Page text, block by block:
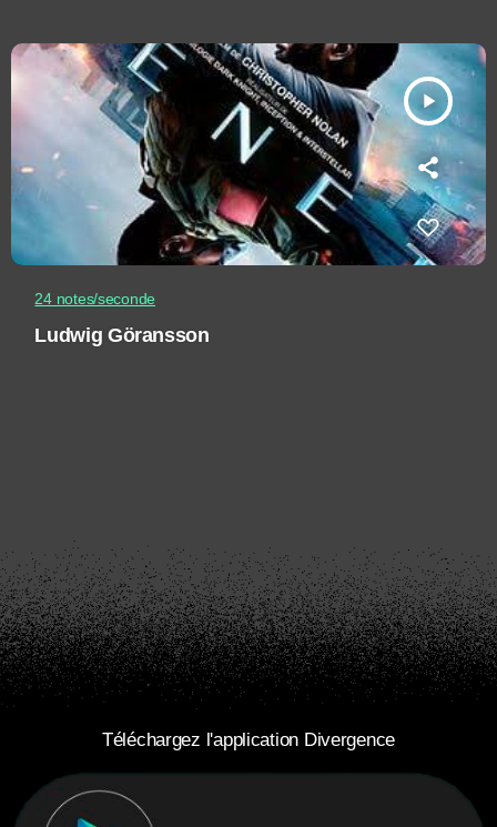
play_arrow
24 notes/seconde
Ludwig Göransson
Téléchargez l'application Divergence